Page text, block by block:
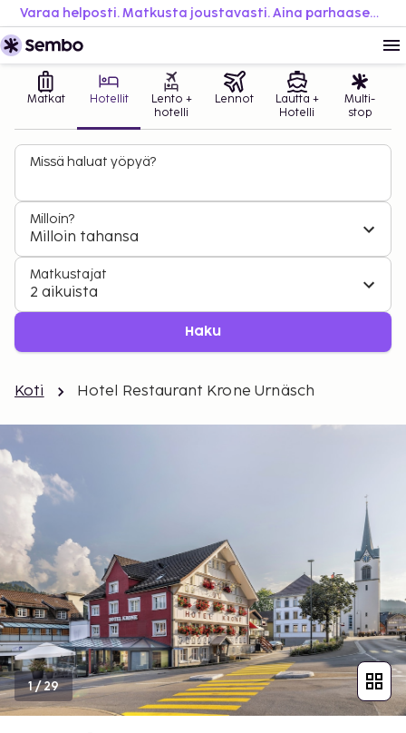
Varaa helposti. Matkusta joustavasti. Aina parhaaseen hintaan.
Matkat Hotellit
Lento +
hotelli
Lennot
Lautta +
Hotelli
Multi-
stop
Missä haluat yöpyä?
Milloin?
Milloin tahansa
Matkustajat
2 aikuista
Haku
Koti Hotel Restaurant Krone Urnäsch
1/29